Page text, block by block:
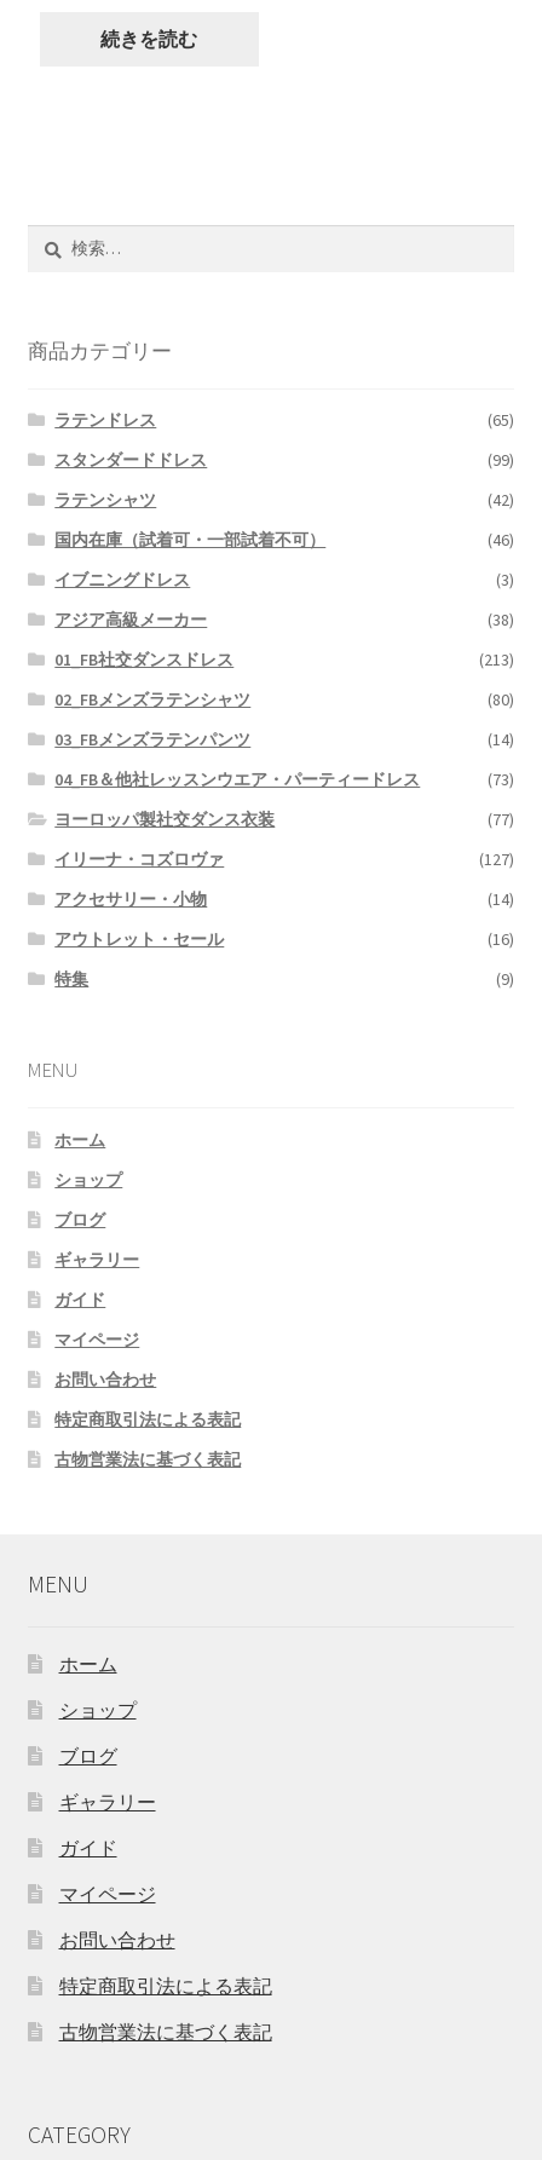
続きを読む
商品カテゴリー
ラテンドレス
(65)
スタンダードドレス
(99)
ラテンシャツ
(42)
国内在庫（試着可・一部試着不可）
(46)
イブニングドレス
(3)
アジア高級メーカー
(38)
01_FB社交ダンスドレス
(213)
02_FBメンズラテンシャツ
(80)
03_FBメンズラテンパンツ
(14)
04_FB＆他社レッスンウエア・パーティードレス
(73)
ヨーロッパ製社交ダンス衣装
(77)
イリーナ・コズロヴァ
(127)
アクセサリー・小物
(14)
アウトレット・セール
(16)
特集
(9)
MENU
ホーム
ショップ
ブログ
ギャラリー
ガイド
マイページ
お問い合わせ
特定商取引法による表記
古物営業法に基づく表記
MENU
ホーム
ショップ
ブログ
ギャラリー
ガイド
マイページ
お問い合わせ
特定商取引法による表記
古物営業法に基づく表記
CATEGORY